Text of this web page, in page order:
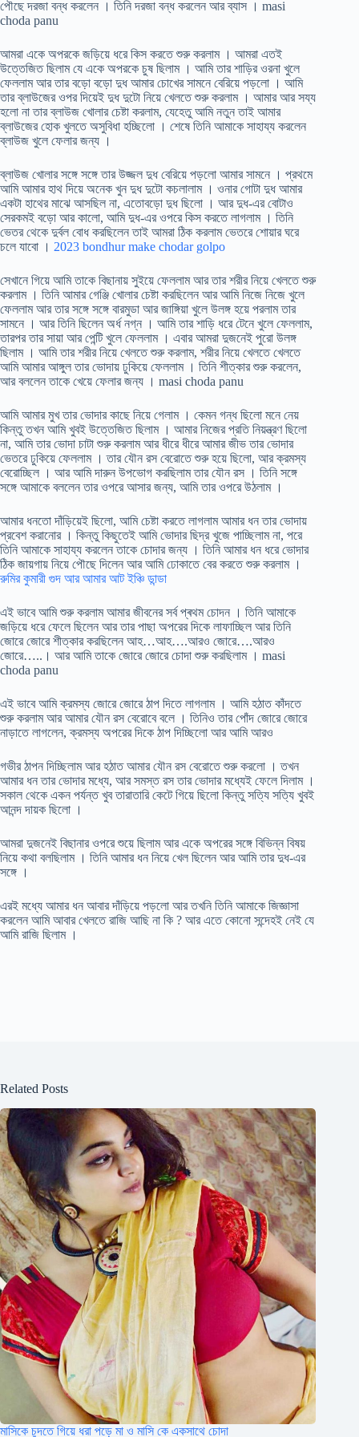
পৌছে দরজা বন্ধ করলেন । তিনি দরজা বন্ধ করলেন আর ব্যাস । masi
choda panu
আমরা একে অপরকে জড়িয়ে ধরে কিস করতে শুরু করলাম । আমরা এতই
উত্তেজিত ছিলাম যে একে অপরকে চুষ ছিলাম । আমি তার শাড়ির ওরনা খুলে
ফেললাম আর তার বড়ো বড়ো দুধ আমার চোখের সামনে বেরিয়ে পড়লো । আমি
তার ব্লাউজের ওপর দিয়েই দুধ দুটো নিয়ে খেলতে শুরু করলাম । আমার আর সয্য
হলো না তার ব্লাউজ খোলার চেষ্টা করলাম, যেহেতু আমি নতুন তাই আমার
ব্লাউজের হোক খুলতে অসুবিধা হচ্ছিলো । শেষে তিনি আমাকে সাহায্য করলেন
ব্লাউজ খুলে ফেলার জন্য ।
ব্লাউজ খোলার সঙ্গে সঙ্গে তার উজ্জল দুধ বেরিয়ে পড়লো আমার সামনে । প্রথমে
আমি আমার হাথ দিয়ে অনেক খুন দুধ দুটো কচলালাম । ওনার গোটা দুধ আমার
একটা হাথের মাঝে আসছিল না, এতোবড়ো দুধ ছিলো । আর দুধ-এর বোটাও
সেরকমই বড়ো আর কালো, আমি দুধ-এর ওপরে কিস করতে লাগলাম । তিনি
ভেতর থেকে দুর্বল বোধ করছিলেন তাই আমরা ঠিক করলাম ভেতরে শোয়ার ঘরে
চলে যাবো । 2023 bondhur make chodar golpo
সেখানে গিয়ে আমি তাকে বিছানায় সুইয়ে ফেললাম আর তার শরীর নিয়ে খেলতে শুরু
করলাম । তিনি আমার গেঞ্জি খোলার চেষ্টা করছিলেন আর আমি নিজে নিজে খুলে
ফেললাম আর তার সঙ্গে সঙ্গে বারমুডা আর জাঙ্গিয়া খুলে উলঙ্গ হয়ে পরলাম তার
সামনে । আর তিনি ছিলেন অর্ধ নগ্ন । আমি তার শাড়ি ধরে টেনে খুলে ফেললাম,
তারপর তার সায়া আর পেন্টি খুলে ফেললাম । এবার আমরা দুজনেই পুরো উলঙ্গ
ছিলাম । আমি তার শরীর নিয়ে খেলতে শুরু করলাম, শরীর নিয়ে খেলতে খেলতে
আমি আমার আঙ্গুল তার ভোদায় ঢুকিয়ে ফেললাম । তিনি শীত্কার শুরু করলেন,
আর বললেন তাকে খেয়ে ফেলার জন্য । masi choda panu
আমি আমার মুখ তার ভোদার কাছে নিয়ে গেলাম । কেমন গন্ধ ছিলো মনে নেয়
কিন্তু তখন আমি খুবই উত্তেজিত ছিলাম । আমার নিজের প্রতি নিয়ন্ত্রণ ছিলো
না, আমি তার ভোদা চাটা শুরু করলাম আর ধীরে ধীরে আমার জীভ তার ভোদার
ভেতরে ঢুকিয়ে ফেললাম । তার যৌন রস বেরোতে শুরু হয়ে ছিলো, আর ক্রমস্য
বেরোচ্ছিল । আর আমি দারুন উপভোগ করছিলাম তার যৌন রস । তিনি সঙ্গে
সঙ্গে আমাকে বললেন তার ওপরে আসার জন্য, আমি তার ওপরে উঠলাম ।
আমার ধনতো দাঁড়িয়েই ছিলো, আমি চেষ্টা করতে লাগলাম আমার ধন তার ভোদায়
প্রবেশ করানোর । কিন্তু কিছুতেই আমি ভোদার ছিদ্র খুজে পাচ্ছিলাম না, পরে
তিনি আমাকে সাহায্য করলেন তাকে চোদার জন্য । তিনি আমার ধন ধরে ভোদার
ঠিক জায়গায় নিয়ে পৌছে দিলেন আর আমি ঢোকাতে বের করতে শুরু করলাম ।
রুমির কুমারী গুদ আর আমার আট ইঞ্চি ডান্ডা
এই ভাবে আমি শুরু করলাম আমার জীবনের সর্ব প্ৰথম চোদন । তিনি আমাকে
জড়িয়ে ধরে ফেলে ছিলেন আর তার পাছা অপরের দিকে লাফাচ্ছিল আর তিনি
জোরে জোরে শীত্কার করছিলেন আহ…আহ….আরও জোরে….আরও
জোরে…..। আর আমি তাকে জোরে জোরে চোদা শুরু করছিলাম । masi
choda panu
এই ভাবে আমি ক্রমস্য জোরে জোরে ঠাপ দিতে লাগলাম । আমি হঠাত কাঁদতে
শুরু করলাম আর আমার যৌন রস বেরোবে বলে । তিনিও তার পোঁদ জোরে জোরে
নাড়াতে লাগলেন, ক্রমস্য অপরের দিকে ঠাপ দিচ্ছিলো আর আমি আরও
গভীর ঠাপন দিচ্ছিলাম আর হঠাত আমার যৌন রস বেরোতে শুরু করলো । তখন
আমার ধন তার ভোদার মধ্যে, আর সমস্ত রস তার ভোদার মধ্যেই ফেলে দিলাম ।
সকাল থেকে একন পর্যন্ত খুব তারাতারি কেটে গিয়ে ছিলো কিন্তু সত্যি সত্যি খুবই
আনন্দ দায়ক ছিলো ।
আমরা দুজনেই বিছানার ওপরে শুয়ে ছিলাম আর একে অপরের সঙ্গে বিভিন্ন বিষয়
নিয়ে কথা বলছিলাম । তিনি আমার ধন নিয়ে খেল ছিলেন আর আমি তার দুধ-এর
সঙ্গে ।
এরই মধ্যে আমার ধন আবার দাঁড়িয়ে পড়লো আর তখনি তিনি আমাকে জিজ্ঞাসা
করলেন আমি আবার খেলতে রাজি আছি না কি ? আর এতে কোনো সন্দেহই নেই যে
আমি রাজি ছিলাম ।
Related Posts
মাসিকে চুদতে গিয়ে ধরা পড়ে মা ও মাসি কে একসাথে চোদা